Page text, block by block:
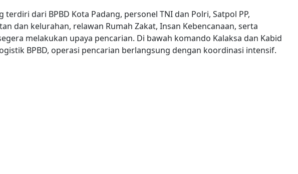
terdiri dari BPBD Kota Padang, personel TNI dan Polri, Satpol PP,
dan kelurahan, relawan Rumah Zakat, Insan Kebencanaan, serta
melakukan upaya pencarian. Di bawah komando Kalaksa dan Kabid
BPBD, operasi pencarian berlangsung dengan koordinasi intensif.